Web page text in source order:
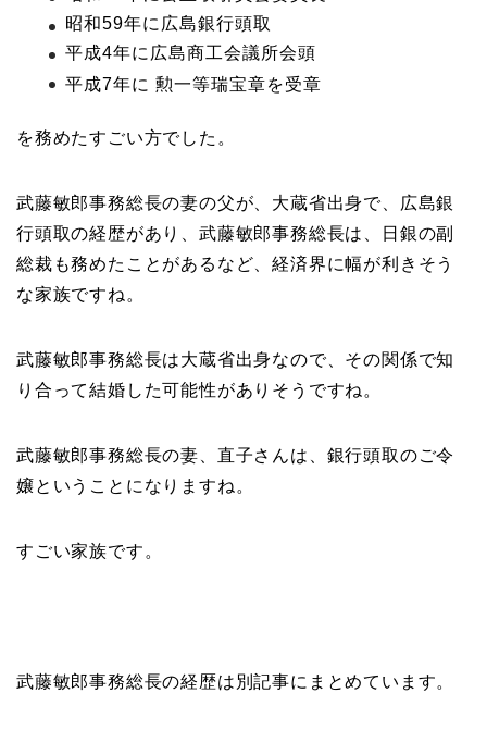
昭和59年に広島銀行頭取
平成4年に広島商工会議所会頭
平成7年に 勲一等瑞宝章を受章
を務めたすごい方でした。
武藤敏郎事務総長の妻の父が、大蔵省出身で、広島銀
行頭取の経歴があり、武藤敏郎事務総長は、日銀の副
総裁も務めたことがあるなど、経済界に幅が利きそう
な家族ですね。
武藤敏郎事務総長は大蔵省出身なので、その関係で知
り合って結婚した可能性がありそうですね。
武藤敏郎事務総長の妻、直子さんは、銀行頭取のご令
嬢ということになりますね。
すごい家族です。
武藤敏郎事務総長の経歴は別記事にまとめています。